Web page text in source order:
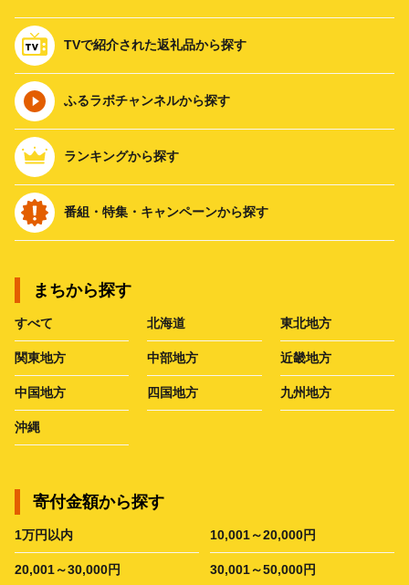
TVで紹介された返礼品から探す
ふるラボチャンネルから探す
ランキングから探す
番組・特集・キャンペーンから探す
まちから探す
すべて 北海道 東北地方
関東地方 中部地方 近畿地方
中国地方 四国地方 九州地方
沖縄
寄付金額から探す
1万円以内 10,001～20,000円
20,001～30,000円 30,001～50,000円